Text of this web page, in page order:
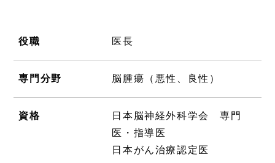
役職 医長
専門分野 脳腫瘍（悪性、良性）
資格
日本脳神経外科学会 専門
医・指導医
日本がん治療認定医